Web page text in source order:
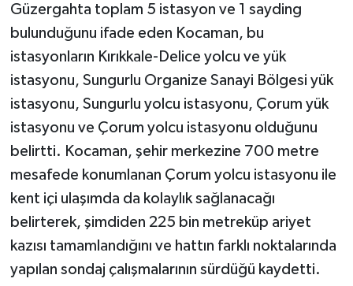
Güzergahta toplam 5 istasyon ve 1 sayding
bulunduğunu ifade eden Kocaman, bu
istasyonların Kırıkkale-Delice yolcu ve yük
istasyonu, Sungurlu Organize Sanayi Bölgesi yük
istasyonu, Sungurlu yolcu istasyonu, Çorum yük
istasyonu ve Çorum yolcu istasyonu olduğunu
belirtti. Kocaman, şehir merkezine 700 metre
mesafede konumlanan Çorum yolcu istasyonu ile
kent içi ulaşımda da kolaylık sağlanacağı
belirterek, şimdiden 225 bin metreküp ariyet
kazısı tamamlandığını ve hattın farklı noktalarında
yapılan sondaj çalışmalarının sürdüğü kaydetti.